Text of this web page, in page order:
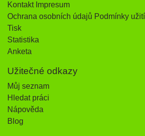
Kontakt Impresum
Ochrana osobních údajů Podmínky užití
Tisk
Statistika
Anketa
Užitečné odkazy
Můj seznam
Hledat práci
Nápověda
Blog